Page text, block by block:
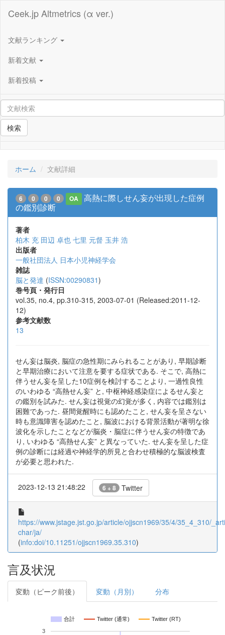
Ceek.jp Altmetrics (α ver.)
文献ランキング
新着文献
新着投稿
検索
ホーム 文献詳細
6 0 0 0 OA
高熱に際しせん妄が出現した症例
の鑑別診断
著者
柏木 充 田辺 卓也 七里 元督 玉井 浩
出版者
一般社団法人 日本小児神経学会
雑誌
脳と発達 (ISSN:00290831)
巻号頁・発行日
vol.35, no.4, pp.310-315, 2003-07-01 (Released:2011-12-
12)
参考文献数
13
せん妄は脳炎, 脳症の急性期にみられることがあり, 早期診断
と早期治療において注意を要する症状である. そこで, 高熱に
伴うせん妄を呈した10症例を検討することより, 一過性良性
のいわゆる “高熱せん妄” と, 中枢神経感染症によるせん妄と
の鑑別を試みた. せん妄は視覚の幻覚が多く, 内容では鑑別は
困難であった. 昼間覚醒時にも認めたこと, せん妄を呈さない
時も意識障害を認めたこと, 脳波における背景活動が著明な徐
波化を示したことなどが脳炎・脳症に伴うせん妄の特徴であ
り, いわゆる “高熱せん妄” と異なっていた. せん妄を呈した症
例の診断には経過や神経学的所見と合わせ積極的な脳波検査
が必要と思われた.
2023-12-13 21:48:22 6 + 8 Twitter
https://www.jstage.jst.go.jp/article/ojjscn1969/35/4/35_4_310/
char/ja/
(info:doi/10.11251/ojjscn1969.35.310)
言及状況
変動（ピーク前後） 変動（月別） 分布
合計 Twitter (通常) Twitter (RT)
3